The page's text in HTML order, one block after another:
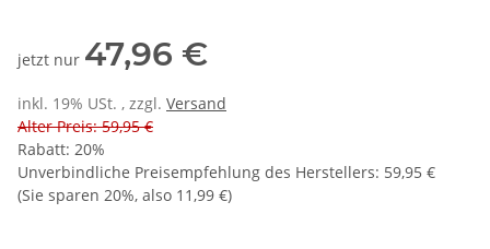
jetzt nur 47,96 €
inkl. 19% USt. , zzgl. Versand
Alter Preis: 59,95 €
Rabatt: 20%
Unverbindliche Preisempfehlung des Herstellers: 59,95 €
(Sie sparen 20%, also 11,99 €)